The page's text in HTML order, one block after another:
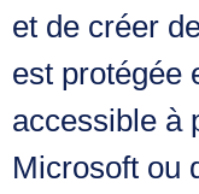
et de créer
est protégée
accessible à
Microsoft ou